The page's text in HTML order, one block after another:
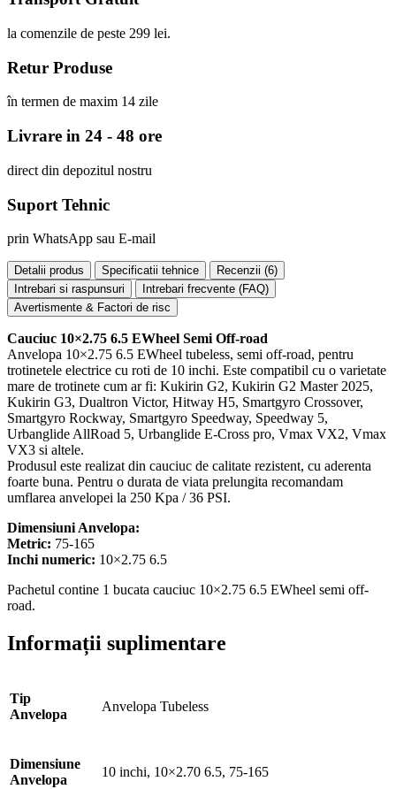
la comenzile de peste 299 lei.
Retur Produse
în termen de maxim 14 zile
Livrare in 24 - 48 ore
direct din depozitul nostru
Suport Tehnic
prin WhatsApp sau E-mail
Detalii produs Specificatii tehnice Recenzii (6)
Intrebari si raspunsuri
Intrebari frecvente (FAQ)
Avertismente & Factori de risc
Cauciuc 10×2.75 6.5 EWheel Semi Off-road
Anvelopa 10×2.75 6.5 EWheel tubeless, semi off-road, pentru
trotinetele electrice cu roti de 10 inchi. Este compatibil cu o varietate
mare de trotinete cum ar fi: Kukirin G2, Kukirin G2 Master 2025,
Kukirin G3, Dualtron Victor, Hitway H5, Smartgyro Crossover,
Smartgyro Rockway, Smartgyro Speedway, Speedway 5,
Urbanglide AllRoad 5, Urbanglide E-Cross pro, Vmax VX2, Vmax
VX3 si altele.
Produsul este realizat din cauciuc de calitate rezistent, cu aderenta
foarte buna. Pentru o durata de viata prelungita recomandam
umflarea anvelopei la 250 Kpa / 36 PSI.
Dimensiuni Anvelopa:
Metric: 75-165
Inchi numeric: 10×2.75 6.5
Pachetul contine 1 bucata cauciuc 10×2.75 6.5 EWheel semi off-
road.
Informații suplimentare
Tip
Anvelopa
Anvelopa Tubeless
Dimensiune
Anvelopa
10 inchi, 10×2.70 6.5, 75-165